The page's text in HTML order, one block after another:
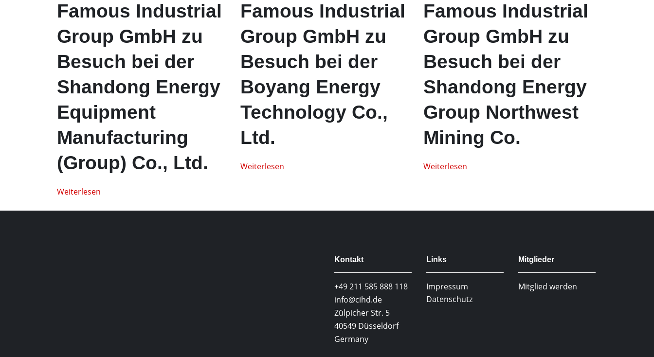
Famous Industrial
Group GmbH zu
Besuch bei der
Shandong Energy
Equipment
Manufacturing
(Group) Co., Ltd.
Weiterlesen
Famous Industrial
Group GmbH zu
Besuch bei der
Boyang Energy
Technology Co.,
Ltd.
Weiterlesen
Famous Industrial
Group GmbH zu
Besuch bei der
Shandong Energy
Group Northwest
Mining Co.
Weiterlesen
Kontakt
+49 211 585 888 118
info@cihd.de
Zülpicher Str. 5
40549 Düsseldorf
Germany
Links
Impressum
Datenschutz
Mitglieder
Mitglied werden